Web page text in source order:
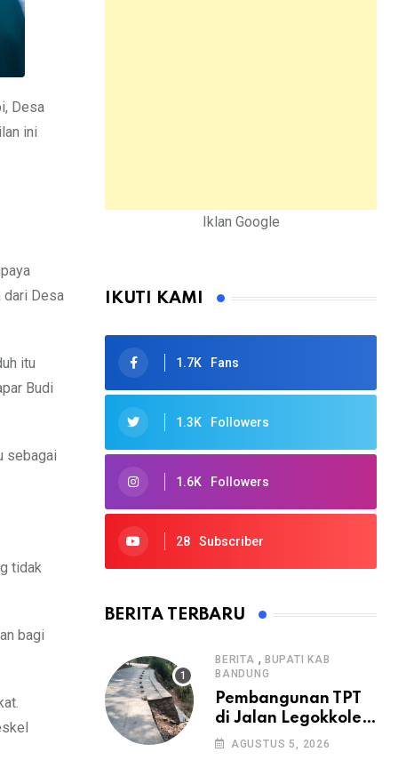
Desa
ini
dari Desa
itu
Budi
sebagai
tidak
bagi
Iklan Google
IKUTI KAMI
1.7K Fans
1.3K Followers
1.6K Followers
28 Subscriber
BERITA TERBARU
BERITA , BUPATI KAB
BANDUNG
Pembangunan TPT
di Jalan Legokkole
Rawabogo Disorot
AGUSTUS 5, 2026